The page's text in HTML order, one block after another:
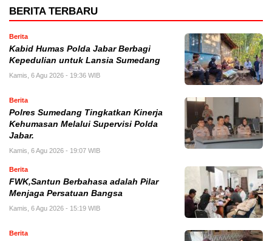
BERITA TERBARU
Berita
Kabid Humas Polda Jabar Berbagi
Kepedulian untuk Lansia Sumedang
Kamis, 6 Agu 2026 - 19:36 WIB
Berita
Polres Sumedang Tingkatkan Kinerja
Kehumasan Melalui Supervisi Polda
Jabar.
Kamis, 6 Agu 2026 - 19:07 WIB
Berita
FWK,Santun Berbahasa adalah Pilar
Menjaga Persatuan Bangsa
Kamis, 6 Agu 2026 - 15:19 WIB
Berita